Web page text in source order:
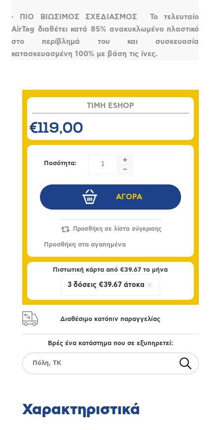
· ΠΙΟ ΒΙΩΣΙΜΟΣ ΣΧΕΔΙΑΣΜΟΣ  Το τελευταίο
AirTag διαθέτει κατά 85% ανακυκλωμένο πλαστικό
στο περίβλημά του και συσκευασία
κατασκευασμένη 100% με βάση τις ίνες.
TIMH ESHOP
€119,00
Ποσότητα:
+
-
Πιστωτική κάρτα από€39.67 το μήνα
Διαθέσιμο κατόπιν παραγγελίας
Βρές ένα κατάστημα που σε εξυπηρετεί:
Χαρακτηριστικά